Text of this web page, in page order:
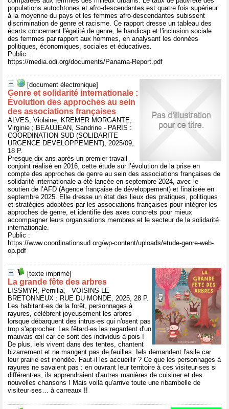
populations autochtones et afro-descendantes est quatre fois supérieur
à la moyenne du pays et les femmes afro-descendantes subissent
discrimination de genre et racisme. Ce rapport dresse un tableau des
écarts concernant l'égalité de genre, le handicap et l'inclusion sociale
des femmes par rapport aux hommes, en analysant les données
politiques, économiques, sociales et éducatives.
Public :
https://media.odi.org/documents/Panama-Report.pdf
[document électronique]
Genre et solidarité internationale :
Évolution des approches au sein
des associations françaises
ALVES, Violaine, KREMER MORGANTE,
Virginie ; BEAUJEAN, Sandrine - PARIS :
COORDINATION SUD (SOLIDARITE
URGENCE DEVELOPPEMENT), 2025/09,
18 P.
Presque dix ans après un premier travail
conjoint réalisé en 2016, cette étude sur l’évolution de la prise en
compte des approches de genre au sein des associations françaises de
solidarité internationale a été lancée en septembre 2024, avec le
soutien de l’AFD (Agence française de développement) et finalisée en
septembre 2025. Elle dresse un état des lieux des pratiques, politiques
et stratégies adoptées par les associations françaises pour intégrer les
approches de genre, et identifie des axes concrets pour mieux
accompagner leurs organisations membres et le secteur de la solidarité
internationale.
Public :
https://www.coordinationsud.org/wp-content/uploads/etude-genre-web-
op.pdf
[texte imprimé]
La grande fête des arbres
LISSMYR, Pernilla, - VOISINS LE
BRETONNEUX : RUE DU MONDE, 2025, 28 P.
Les habitant·es de la forêt, personnages à
rayures, célèbrent joyeusement les arbres
lorsque débarquent des intrus·es qui n'osent pas
trop s'approcher. Les fêtard·es les regardent d'un
mauvais œil car ce sont des individus à pois !
De plus, iels vivent dans des tentes, chantent
bizarrement et ne mangent pas de feuilles. Iels demandent l'asile car
leur prairie est inondée. Faut-il les accueillir ? Ce que les personnages à
rayures ne savaient pas : en ouvrant leur territoire à ces visiteur·ses si
différent·es, ils apprendraient d'autres manières de cuisiner et des
nouvelles chansons ! Mais voilà qu'arrive toute une ribambelle de
visiteur·ses… à carreaux !!